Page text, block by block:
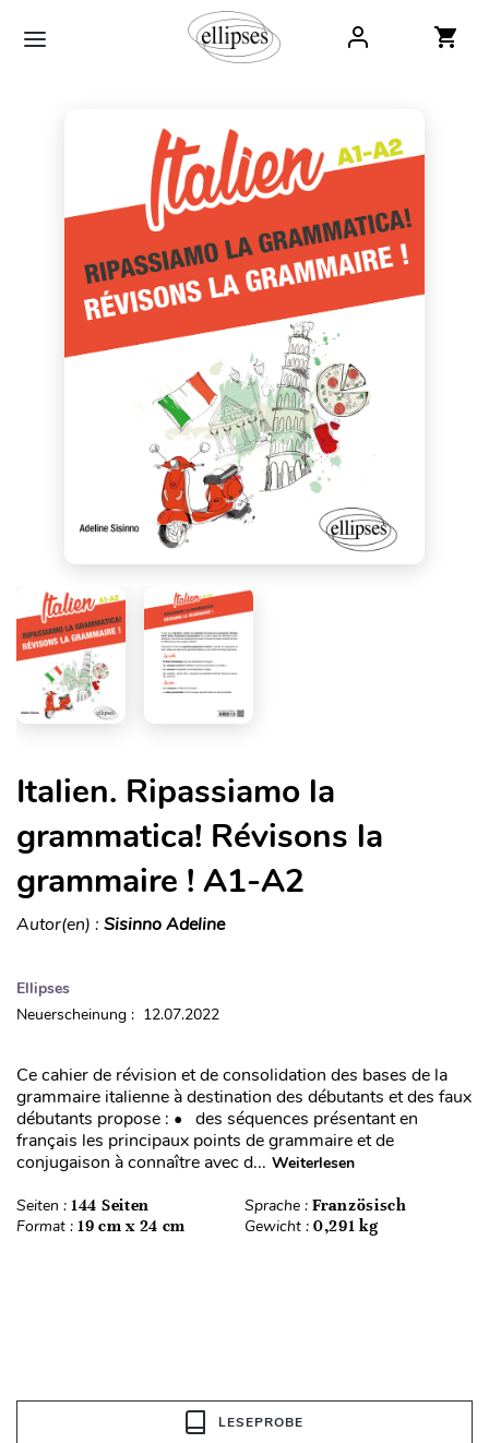
Italien. Ripassiamo la
grammatica! Révisons la
grammaire ! A1-A2
Autor(en) : Sisinno Adeline
Ellipses
Neuerscheinung : 12.07.2022
Ce cahier de révision et de consolidation des bases de la
grammaire italienne à destination des débutants et des faux
débutants propose : • des séquences présentant en
français les principaux points de grammaire et de
conjugaison à connaître avec d... Weiterlesen
Seiten : 144 Seiten Sprache : Französisch
Format : 19 cm x 24 cm Gewicht : 0,291 kg
LESEPROBE